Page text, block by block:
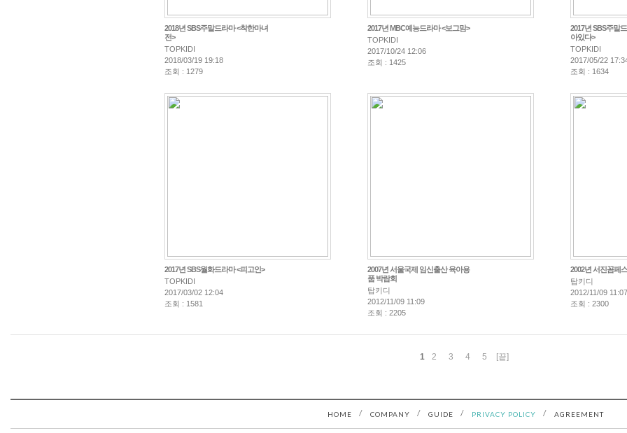
2018년 SBS주말드라마 <착한마녀
전>
TOPKIDI
2018/03/19 19:18
조회 : 1279
2017년 MBC예능드라마 <보그맘>
TOPKIDI
2017/10/24 12:06
조회 : 1425
2017년 SBS주말
아있다>
TOPKIDI
2017/05/22
조회 : 1634
2017년 SBS월화드라마 <피고인>
TOPKIDI
2017/03/02 12:04
조회 : 1581
2007년 서울국제 임신출산 육아용
품 박람회
탑키디
2012/11/09 11:09
조회 : 2205
2002년 서진꼼페
탑키디
2012/11/09 11:07
조회 : 2300
1 2 3 4 5 [끝]
HOME / COMPANY / GUIDE / PRIVACY POLICY / AGREEMENT